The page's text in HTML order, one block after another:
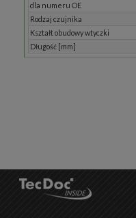
dla numeru OE
Rodzaj czujnika
Kształt obudowy wtyczki
Długość [mm]